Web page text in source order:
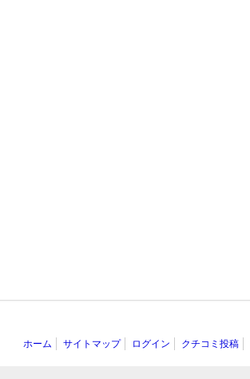
ホーム サイトマップ ログイン クチコミ投稿